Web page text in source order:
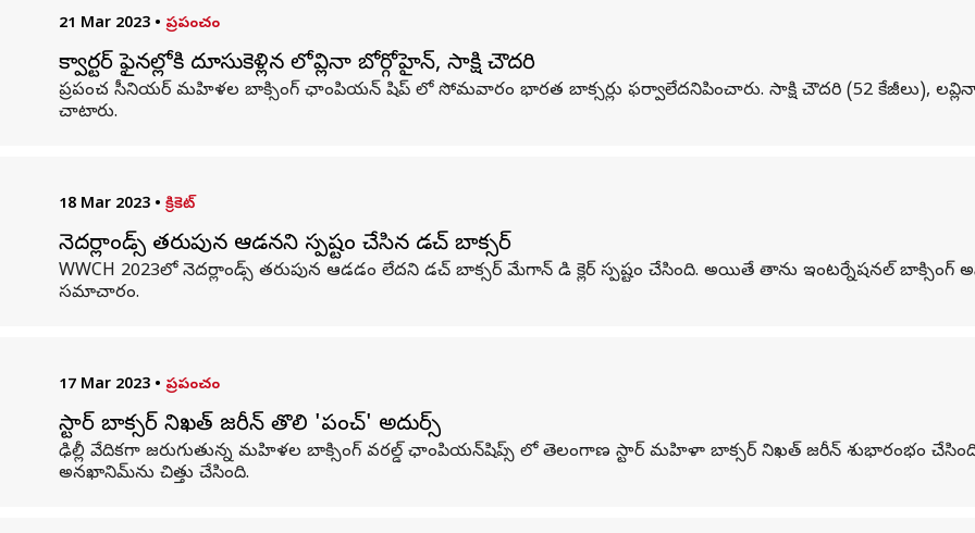
21 Mar 2023 • ప్రపంచం
క్వార్టర్ ఫైనల్లోకి దూసుకెళ్లిన లోవ్లినా బోర్గోహైన్, సాక్షి చౌదరి
ప్రపంచ సీనియర్ మహిళల బాక్సింగ్ ఛాంపియన్ షిప్ లో సోమవారం భారత బాక్సర్లు ఫర్వాలేదనిపించారు. సాక్షి చౌదరి (52 కేజీలు), లవ్లినా
చాటారు.
18 Mar 2023 • క్రికెట్
నెదర్లాండ్స్ తరుపున ఆడనని స్పష్టం చేసిన డచ్ బాక్సర్
WWCH 2023లో నెదర్లాండ్స్ తరుపున ఆడడం లేదని డచ్ బాక్సర్ మేగాన్ డి క్లెర్ స్పష్టం చేసింది. అయితే తాను ఇంటర్నేషనల్
సమాచారం.
17 Mar 2023 • ప్రపంచం
స్టార్ బాక్సర్ నిఖత్ జరీన్ తొలి 'పంచ్' అదుర్స్
ఢిల్లీ వేదికగా జరుగుతున్న మహిళల బాక్సింగ్ వరల్డ్ ఛాంపియన్‌షిప్స్ లో తెలంగాణ స్టార్ మహిళా బాక్సర్ నిఖత్ జరీన్ శుభారంభం
అనఖానిమ్‌ను చిత్తు చేసింది.